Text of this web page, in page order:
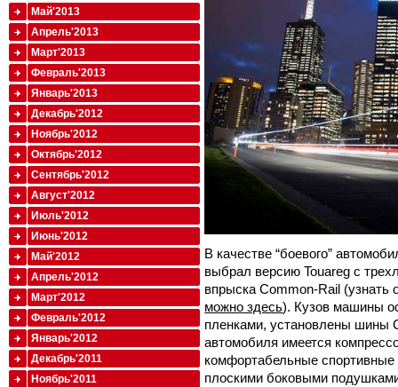
В качестве “боевого”
выбрал версию Touareg с
впрыска Common-Rail
можно здесь). Кузов машины
пленками, установлены шины
автомобиля имеется
комфортабельные
плоскими боковыми
Май'2013
Апрель'2013
Март'2013
Февраль'2013
Январь'2013
Декабрь'2012
Ноябрь'2012
Октябрь'2012
Сентябрь'2012
Август'2012
Июль'2012
Июнь'2012
Май'2012
Апрель'2012
Март'2012
Февраль'2012
Январь'2012
Декабрь'2011
Ноябрь'2011